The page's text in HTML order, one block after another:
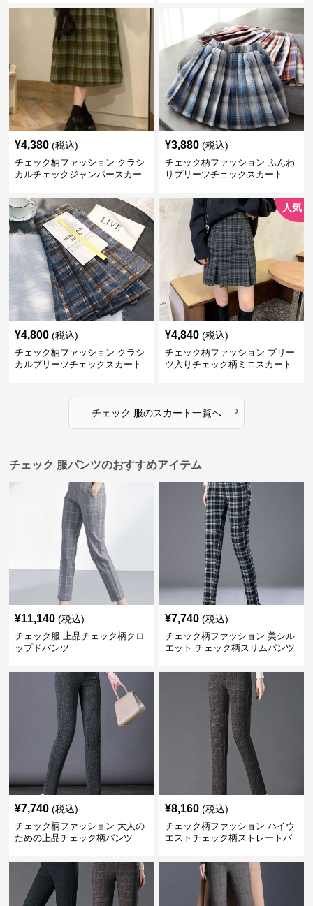
¥4,380 (税込)
チェック柄ファッション クラシ
カルチェックジャンパースカー
¥3,880 (税込)
チェック柄ファッション ふんわ
りプリーツチェックスカート
¥4,800 (税込)
チェック柄ファッション クラシ
カルプリーツチェックスカート
人気
¥4,840 (税込)
チェック柄ファッション プリー
ツ入りチェック柄ミニスカート
チェック 服のスカート一覧へ ›
チェック 服パンツのおすすめアイテム
¥11,140 (税込)
チェック服 上品チェック柄クロ
ップドパンツ
¥7,740 (税込)
チェック柄ファッション 美シル
エット チェック柄スリムパンツ
¥7,740 (税込)
チェック柄ファッション 大人の
ための上品チェック柄パンツ
¥8,160 (税込)
チェック柄ファッション ハイウ
エストチェック柄ストレートパ